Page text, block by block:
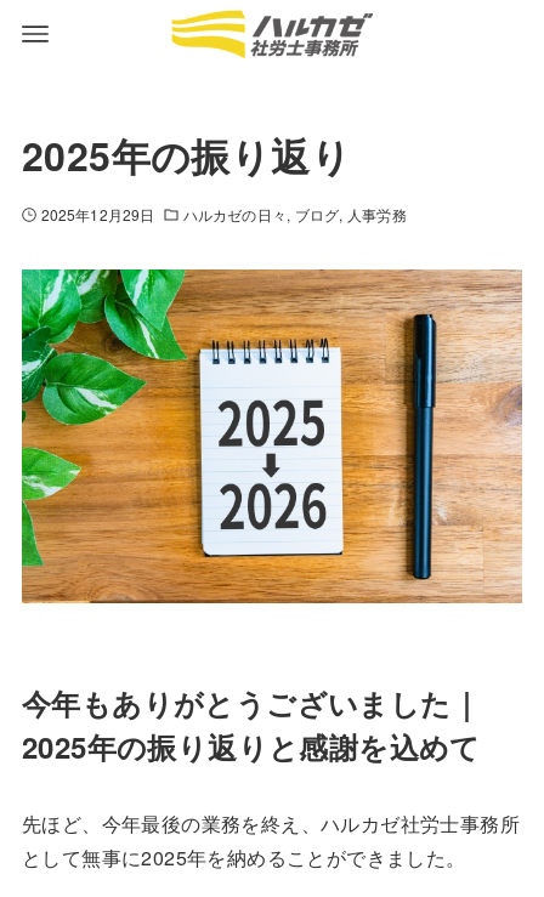
2025年の振り返り
2025年12月29日 ハルカゼの日々 ブログ 人事労務
今年もありがとうございました｜
2025年の振り返りと感謝を込めて
先ほど、今年最後の業務を終え、ハルカゼ社労士事務所
として無事に2025年を納めることができました。